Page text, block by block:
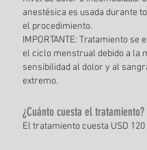
anestésica es usada durante
el procedimiento.
IMPORTANTE: Tratamiento se
el ciclo menstrual debido a la
sensibilidad al dolor y al
extremo.
¿Cuánto cuesta el tratamiento?
El tratamientocuesta USD